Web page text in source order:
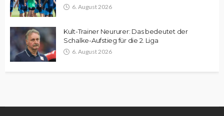
6. August 2026
Kult-Trainer Neururer: Das bedeutet der
Schalke-Aufstieg für die 2. Liga
6. August 2026